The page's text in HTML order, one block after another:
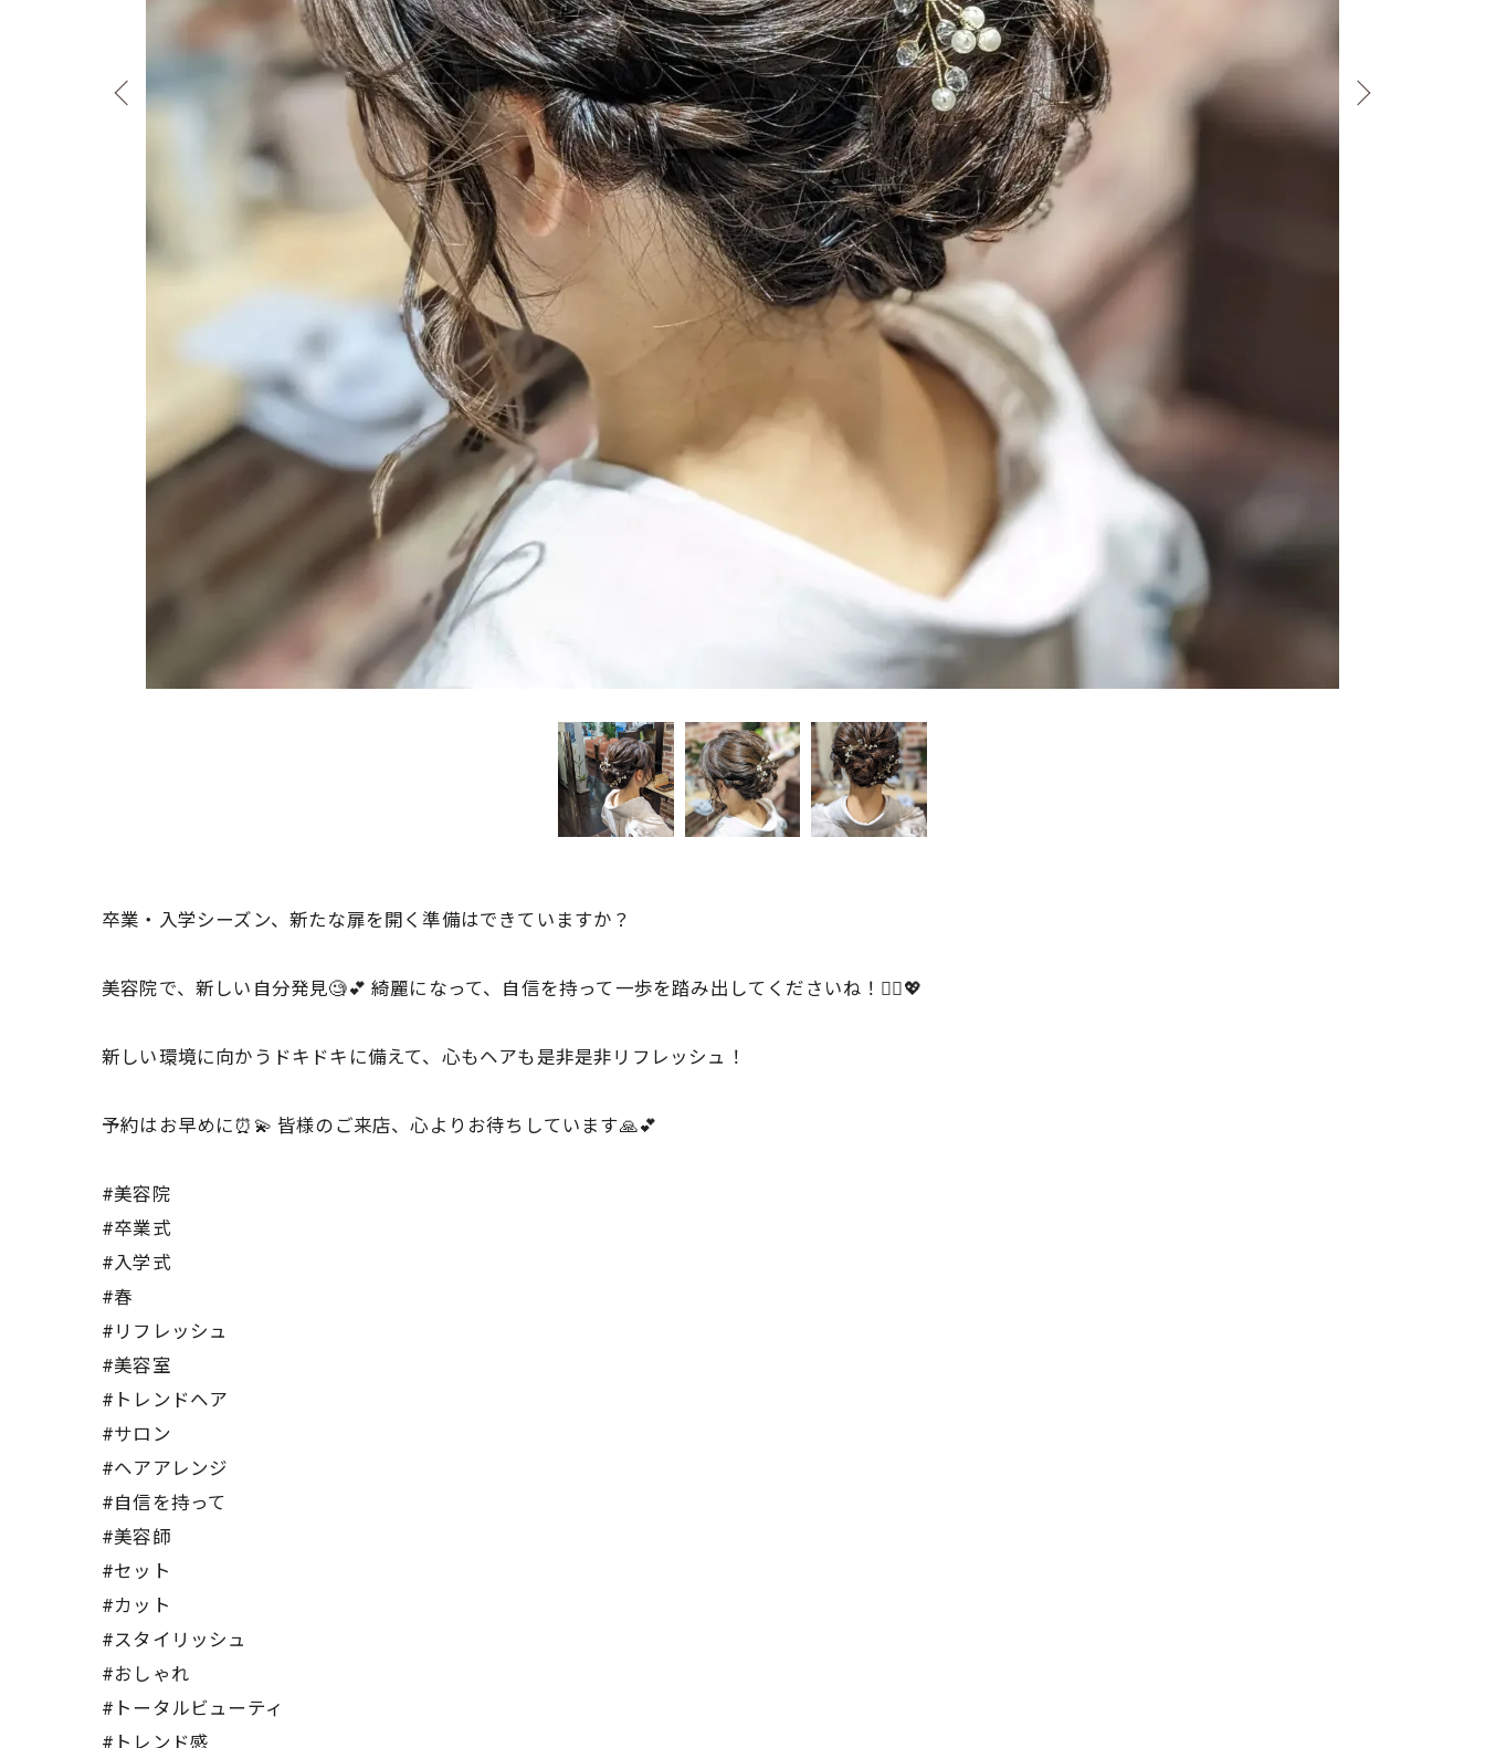
卒業・入学シーズン、新たな扉を開く準備はできていますか？
美容院で、新しい自分発見🧐💕 綺麗になって、自信を持って一歩を踏み出してくださいね！💇‍♀️💖
新しい環境に向かうドキドキに備えて、心もヘアも是非是非リフレッシュ！
予約はお早めに⏰💫 皆様のご来店、心よりお待ちしています🙏💕
#美容院
#卒業式
#入学式
#春
#リフレッシュ
#美容室
#トレンドヘア
#サロン
#ヘアアレンジ
#自信を持って
#美容師
#セット
#カット
#スタイリッシュ
#おしゃれ
#トータルビューティ
#トレンド感